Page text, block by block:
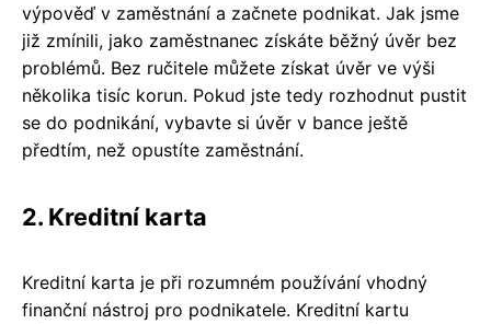
výpověď v zaměstnání a začnete podnikat. Jak jsme
již zmínili, jako zaměstnanec získáte běžný úvěr bez
problémů. Bez ručitele můžete získat úvěr ve výši
několika tisíc korun. Pokud jste tedy rozhodnut pustit
se do podnikání, vybavte si úvěr v bance ještě
předtím, než opustíte zaměstnání.
2. Kreditní karta
Kreditní karta je při rozumném používání vhodný
finanční nástroj pro podnikatele. Kreditní kartu